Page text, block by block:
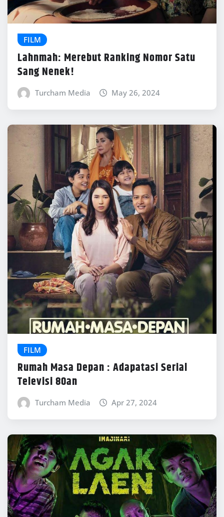
FILM
Lahnmah: Merebut Ranking Nomor Satu
Sang Nenek!
Turcham Media May 26, 2024
FILM
Rumah Masa Depan : Adapatasi Serial
Televisi 80an
Turcham Media Apr 27, 2024